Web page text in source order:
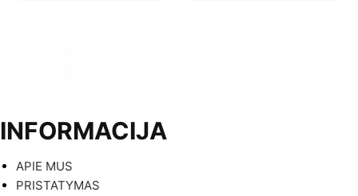
INFORMACIJA
APIE MUS
PRISTATYMAS